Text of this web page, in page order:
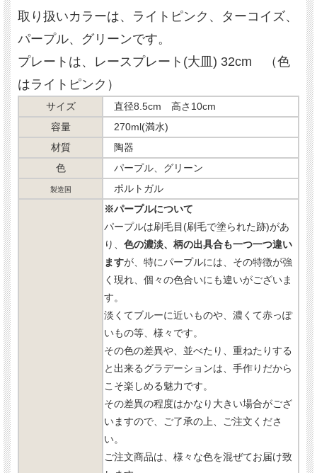
取り扱いカラーは、ライトピンク、ターコイズ、
パープル、グリーンです。
プレートは、レースプレート(大皿) 32cm （色
はライトピンク）
サイズ
直径8.5cm 高さ10cm
容量
270ml(満水)
材質
陶器
色
パープル、グリーン
製造国
ポルトガル
※パープルについて
パープルは刷毛目(刷毛で塗られた跡)があ
り、 色の濃淡、柄の出具合も一つ一つ違い
ますが、特にパープルには、その特徴が強
く現れ、個々の色合いにも違いがございま
す。
淡くてブルーに近いものや、濃くて赤っぽ
いもの等、様々です。
その色の差異や、並べたり、重ねたりする
と出来るグラデーションは、手作りだから
こそ楽しめる魅力です。
その差異の程度はかなり大きい場合がござ
いますので、ご了承の上、ご注文くださ
い。
ご注文商品は、様々な色を混ぜてお届け致